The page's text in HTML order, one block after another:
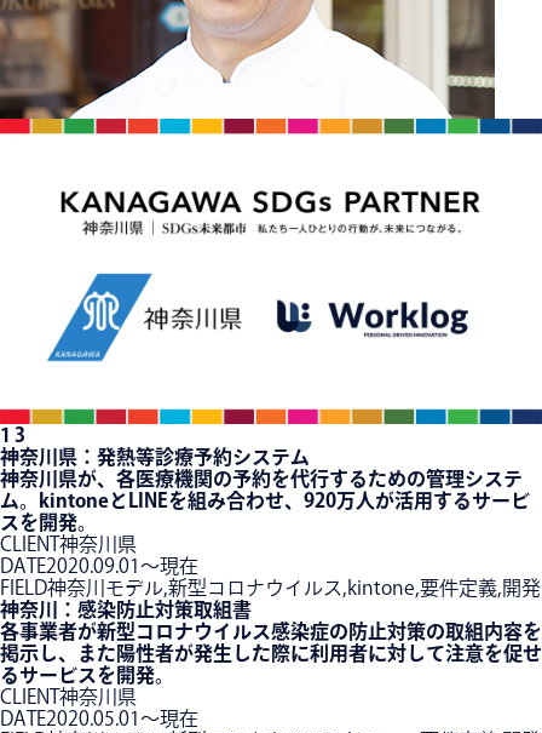
1 3
神奈川県：発熱等診療予約システム
神奈川県が、各医療機関の予約を代行するための管理システ
ム。kintoneとLINEを組み合わせ、920万人が活用するサービ
スを開発。
CLIENT神奈川県
DATE2020.09.01〜現在
FIELD神奈川モデル,新型コロナウイルス,kintone,要件定義,開発
神奈川：感染防止対策取組書
各事業者が新型コロナウイルス感染症の防止対策の取組内容を
掲示し、また陽性者が発生した際に利用者に対して注意を促せ
るサービスを開発。
CLIENT神奈川県
DATE2020.05.01〜現在